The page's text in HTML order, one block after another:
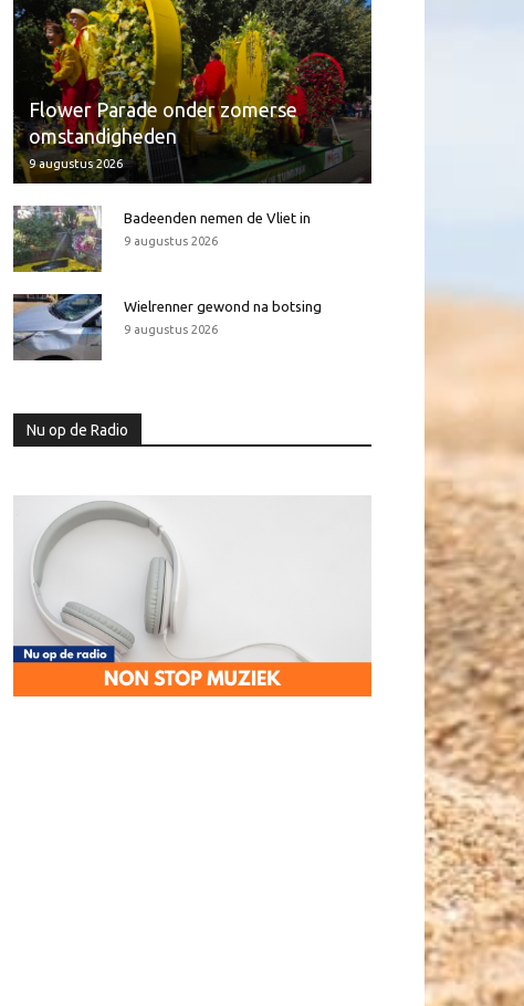
Flower Parade onder zomerse
omstandigheden
9 augustus 2026
Badeenden nemen de Vliet in
9 augustus 2026
Wielrenner gewond na botsing
9 augustus 2026
Nu op de Radio